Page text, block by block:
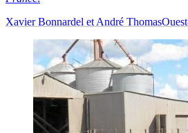
Xavier Bonnardel et André Thomas